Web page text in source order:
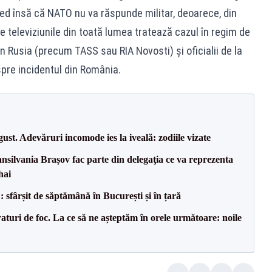
însă că NATO nu va răspunde militar, deoarece, din
televiziunile din toată lumea tratează cazul în regim de
(precum TASS sau RIA Novosti) și oficialii de la
incidentul din România.
Adevăruri incomode ies la iveală: zodiile vizate
Brașov fac parte din delegaţia ce va reprezenta
de săptămână în București și în țară
de foc. La ce să ne așteptăm în orele următoare: noile